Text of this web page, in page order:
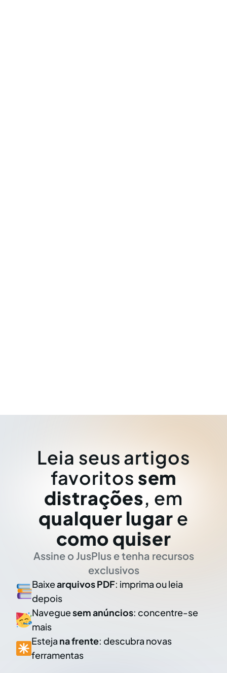
Leia seus artigos
favoritos sem
distrações, em
qualquer lugar e
como quiser
Assine o JusPlus e tenha recursos
exclusivos
Baixearquivos PDF: imprima ou leia
depois
Naveguesem anúncios: concentre-se
mais
Esteja na frente: descubra novas
ferramentas